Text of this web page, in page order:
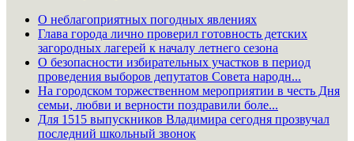
О неблагоприятных погодных явлениях
Глава города лично проверил готовность детских
загородных лагерей к началу летнего сезона
О безопасности избирательных участков в период
проведения выборов депутатов Совета народн...
На городском торжественном мероприятии в честь Дня
семьи, любви и верности поздравили боле...
Для 1515 выпускников Владимира сегодня прозвучал
последний школьный звонок